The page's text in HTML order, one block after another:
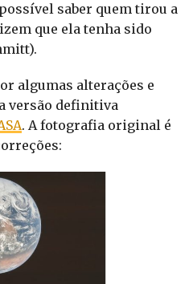
saber quem tirou a
que ela tenha sido
algumas alterações e
versão definitiva
. A fotografia original é